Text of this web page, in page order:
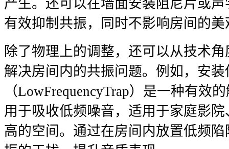
产生。还可以在墙面安装阻尼片或
有效抑制共振，同时不影响房间的美
除了物理上的调整，还可以从技术
解决房间内的共振问题。例如，安装
（LowFrequencyTrap）是一种有效
用于吸收低频噪音，适用于家庭影
高的空间。通过在房间内放置低频